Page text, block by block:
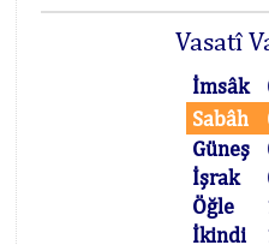
Vasatî
İmsâk
Sabâh
Güneş
İşrak
Öğle
İkindi